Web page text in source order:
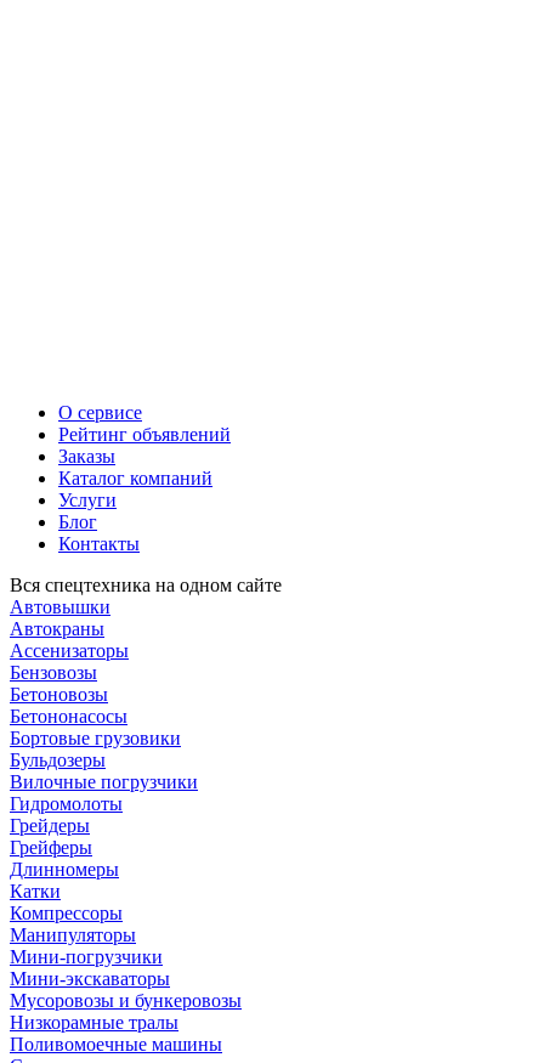
О сервисе
Рейтинг объявлений
Заказы
Каталог компаний
Услуги
Блог
Контакты
Вся спецтехника на одном сайте
Автовышки
Автокраны
Ассенизаторы
Бензовозы
Бетоновозы
Бетононасосы
Бортовые грузовики
Бульдозеры
Вилочные погрузчики
Гидромолоты
Грейдеры
Грейферы
Длинномеры
Катки
Компрессоры
Манипуляторы
Мини-погрузчики
Мини-экскаваторы
Мусоровозы и бункеровозы
Низкорамные тралы
Поливомоечные машины